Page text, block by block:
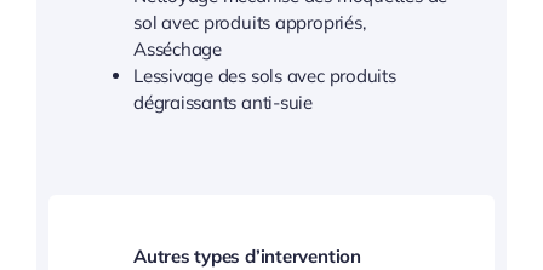
sol avec produits appropriés,
Asséchage
Lessivage des sols avec produits
dégraissants anti-suie
Autres types d’intervention